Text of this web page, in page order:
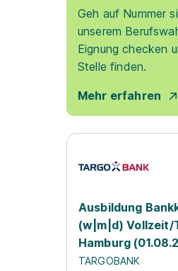
Geh auf Nummer
unserem
Eignung checken
Stelle finden.
Mehr erfahren
Ausbildung
(w|m|d) Vollzeit/
Hamburg
TARGOBANK